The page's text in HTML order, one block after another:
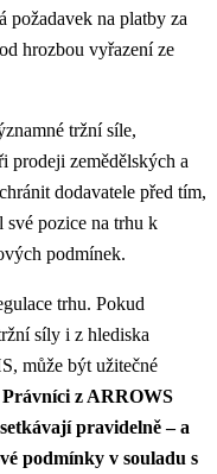
požadavek na platby za
hrozbou vyřazení ze
tržní síle,
prodeji zemědělských a
dodavatele před tím,
své pozice na trhu k
podmínek.
trhu. Pokud
síly i z hlediska
může být užitečné
Právníci z ARROWS
pravidelně – a
podmínky v souladu s